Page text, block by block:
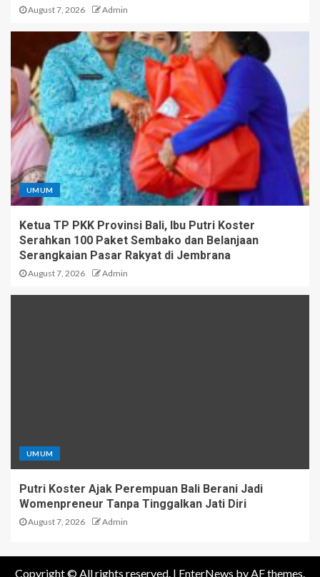
August 7, 2026 Admin
UMUM
Ketua TP PKK Provinsi Bali, Ibu Putri Koster
Serahkan 100 Paket Sembako dan Belanjaan
Serangkaian Pasar Rakyat di Jembrana
August 7, 2026 Admin
UMUM
Putri Koster Ajak Perempuan Bali Berani Jadi
Womenpreneur Tanpa Tinggalkan Jati Diri
August 7, 2026 Admin
Copyright © All rights reserved. | EnterNews by AF themes.